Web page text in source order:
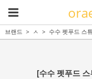
브랜드 ㅅ 수수 펫푸드 스
[수수 펫푸드